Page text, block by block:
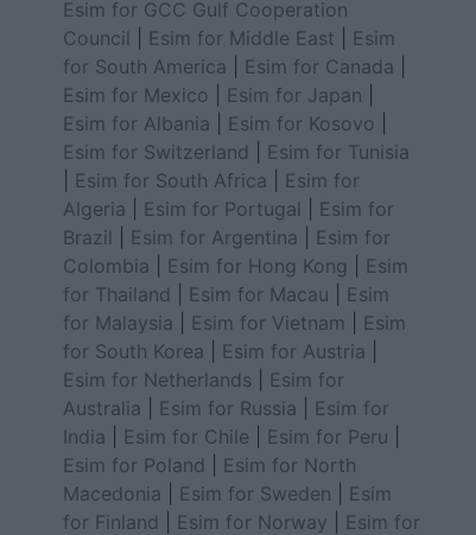
Esim for GCC Gulf Cooperation
Council
Esim for Middle East
Esim
for South America
Esim for Canada
Esim for Mexico
Esim for Japan
Esim for Albania
Esim for Kosovo
Esim for Switzerland
Esim for Tunisia
Esim for South Africa
Esim for
Algeria
Esim for Portugal
Esim for
Brazil
Esim for Argentina
Esim for
Colombia
Esim for Hong Kong
Esim
for Thailand
Esim for Macau
Esim
for Malaysia
Esim for Vietnam
Esim
for South Korea
Esim for Austria
Esim for Netherlands
Esim for
Australia
Esim for Russia
Esim for
India
Esim for Chile Esim for Peru
Esim for Poland
Esim for North
Macedonia
Esim for Sweden
Esim
for Finland
Esim for Norway
Esim for